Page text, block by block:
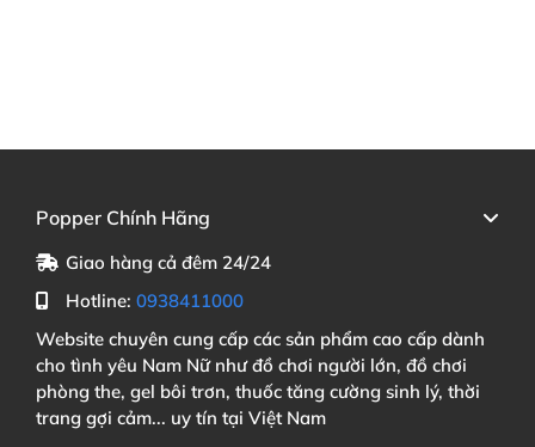
Popper Chính Hãng
Giao hàng cả đêm 24/24
Hotline: 0938411000
Website chuyên cung cấp các sản phẩm cao cấp dành
cho tình yêu Nam Nữ như đồ chơi người lớn, đồ chơi
phòng the, gel bôi trơn, thuốc tăng cường sinh lý, thời
trang gợi cảm... uy tín tại Việt Nam